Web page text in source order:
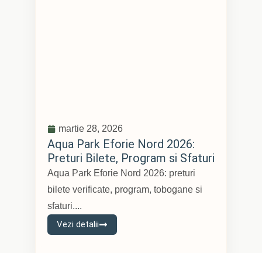
martie 28, 2026
Aqua Park Eforie Nord 2026:
Preturi Bilete, Program si Sfaturi
Aqua Park Eforie Nord 2026: preturi
bilete verificate, program, tobogane si
sfaturi....
Vezi detalii